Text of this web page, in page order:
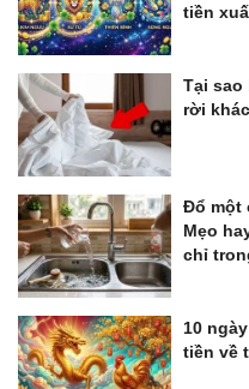
tiền
Tại sao
rời
Đổ một
Mẹo
chỉ
10
tiền về